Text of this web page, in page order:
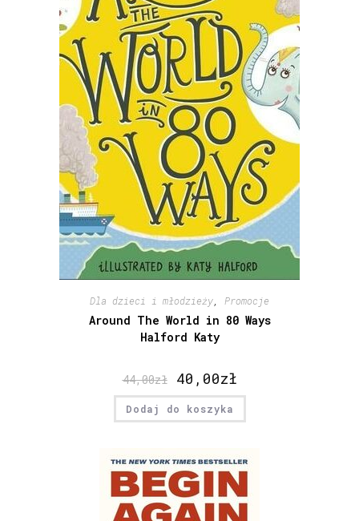
Dla dzieci i młodzieży Promocje
Around The World in 80 Ways
Halford Katy
44,00zł 40,00zł
Dodaj do koszyka